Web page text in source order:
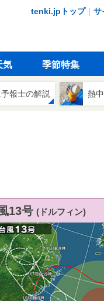
tenki.jpトップ｜ サ
気 季節特集
報士の解説 熱
13号 (ドルフィン)